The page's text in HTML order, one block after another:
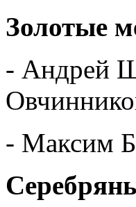
Золотые
- Андрей
- Максим